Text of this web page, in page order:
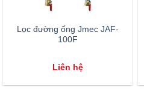
Lọc đường ống Jmec JAF-
100F
Liên hệ